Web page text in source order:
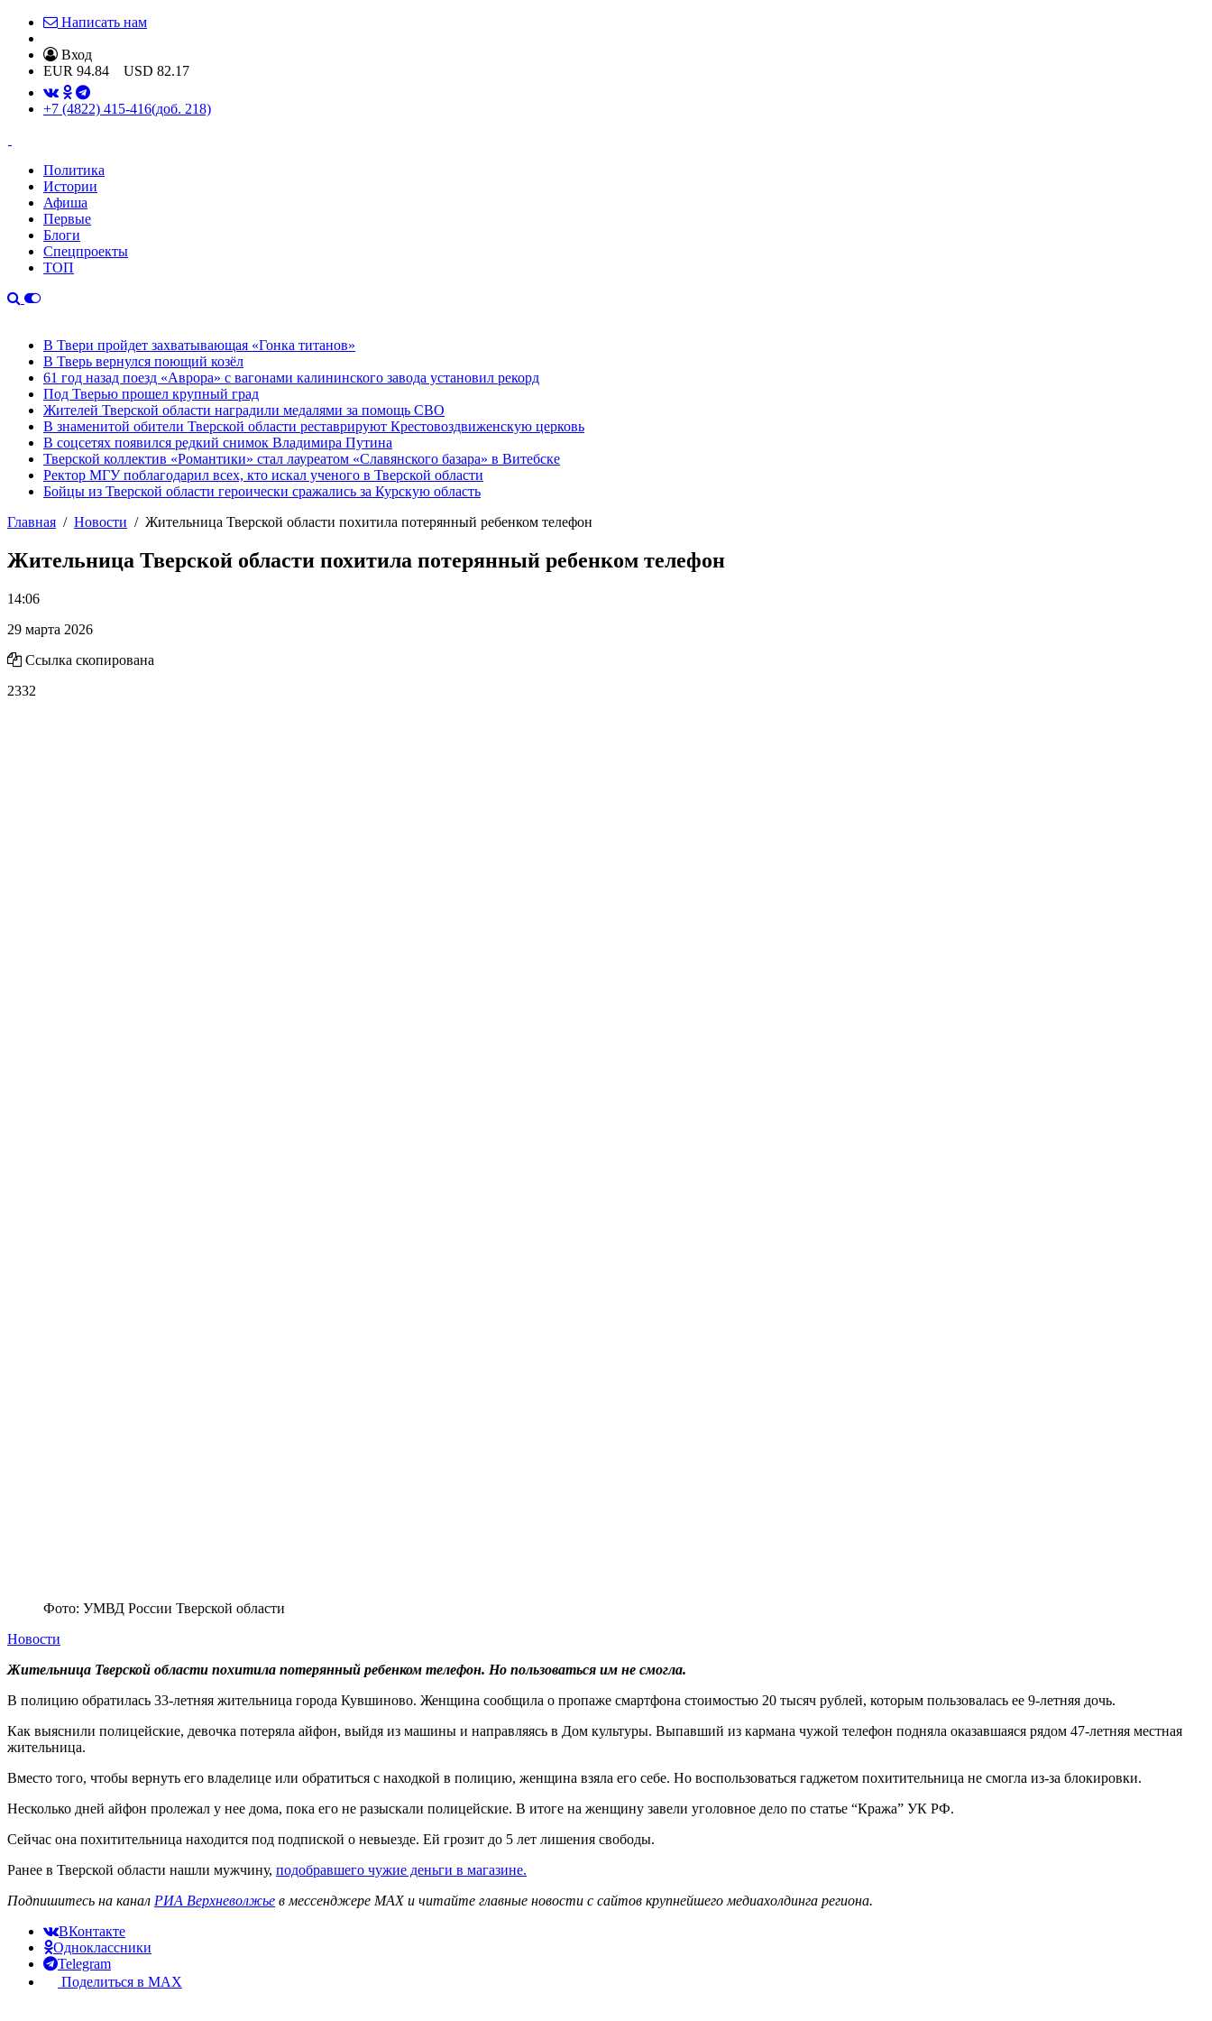
Написать нам
Вход
EUR 94.84 USD 82.17
+7 (4822) 415-416(доб. 218)
Политика
Истории
Афиша
Первые
Блоги
Спецпроекты
ТОП
В Твери пройдет захватывающая «Гонка титанов»
В Тверь вернулся поющий козёл
61 год назад поезд «Аврора» с вагонами калининского завода установил рекорд
Под Тверью прошел крупный град
Жителей Тверской области наградили медалями за помощь СВО
В знаменитой обители Тверской области реставрируют Крестовоздвиженскую церковь
В соцсетях появился редкий снимок Владимира Путина
Тверской коллектив «Романтики» стал лауреатом «Славянского базара» в Витебске
Ректор МГУ поблагодарил всех, кто искал ученого в Тверской области
Бойцы из Тверской области героически сражались за Курскую область
Главная
Новости Жительница Тверской области похитила потерянный ребенком телефон
Жительница Тверской области похитила потерянный ребенком телефон
14:06
29 марта 2026
Ссылка скопирована
2332
Фото: УМВД России Тверской области
Новости
Жительница Тверской области похитила потерянный ребенком телефон. Но пользоваться им не смогла.
В полицию обратилась 33-летняя жительница города Кувшиново. Женщина сообщила о пропаже смартфона стоимостью 20 тысяч рублей, которым пользовалась ее 9-летняя дочь.
Как выяснили полицейские, девочка потеряла айфон, выйдя из машины и направляясь в Дом культуры. Выпавший из кармана чужой телефон подняла оказавшаяся рядом 47-летняя местная
жительница.
Вместо того, чтобы вернуть его владелице или обратиться с находкой в полицию, женщина взяла его себе. Но воспользоваться гаджетом похитительница не смогла из-за блокировки.
Несколько дней айфон пролежал у нее дома, пока его не разыскали полицейские. В итоге на женщину завели уголовное дело по статье “Кража” УК РФ.
Сейчас она похитительница находится под подпиской о невыезде. Ей грозит до 5 лет лишения свободы.
Ранее в Тверской области нашли мужчину, подобравшего чужие деньги в магазине.
Подпишитесь на канал РИА Верхневолжье в мессенджере MAX и читайте главные новости с сайтов крупнейшего медиахолдинга региона.
ВКонтакте
Одноклассники
Telegram
Поделиться в MAX